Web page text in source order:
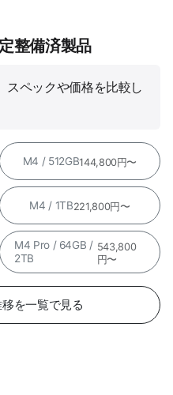
整備済製品
ペックや価格を比較し
M4 / 512GB144,800円〜
M4 / 1TB221,800円〜
M4 Pro / 64GB /
2TB
543,800
円〜
を一覧で見る